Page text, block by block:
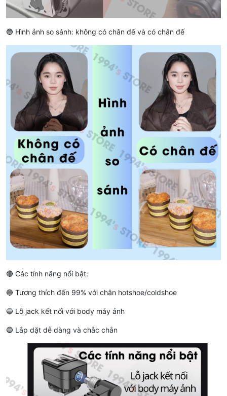
🔵 Hình ảnh so sánh: không có chân đế và có chân đế
🔴 Các tính năng nổi bật:
🔵 Tương thích đến 99% với chân hotshoe/coldshoe
🔵 Lỗ jack kết nối với body máy ảnh
🔵 Lắp dặt dễ dàng và chắc chắn